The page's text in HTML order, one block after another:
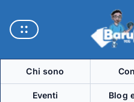
Chi sono
Eventi Blog